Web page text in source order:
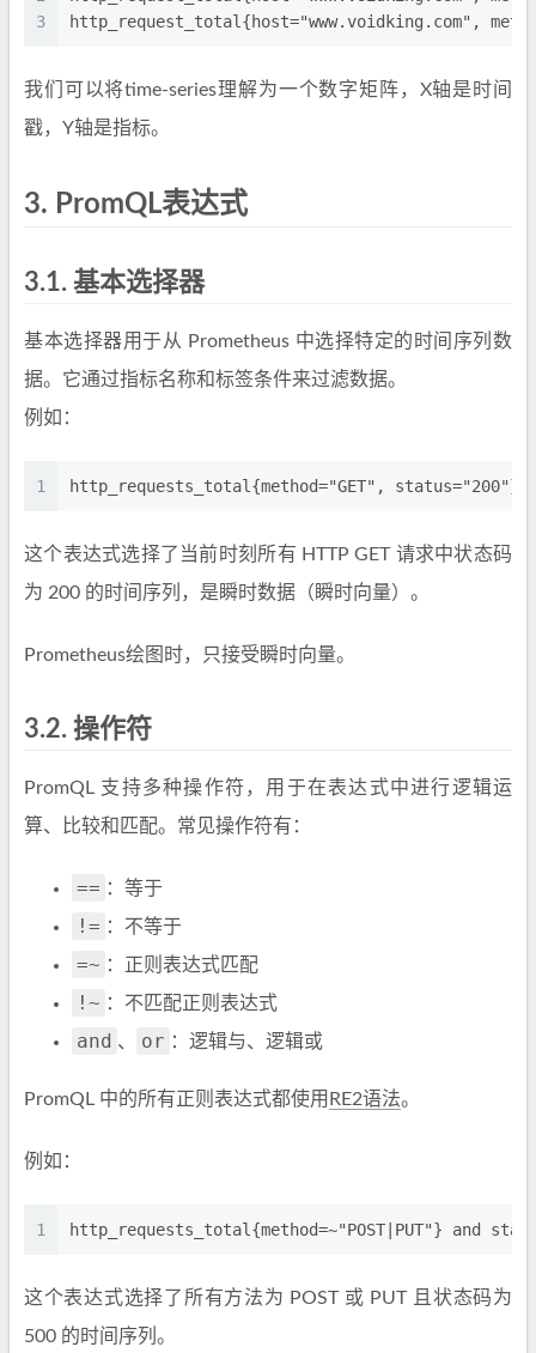
3
http_request_total{host="www.voidking.com",
我们可以将time-series理解为一个数字矩阵，X轴是时间
戳，Y轴是指标。
3. PromQL表达式
3.1. 基本选择器
基本选择器用于从 Prometheus 中选择特定的时间序列数
据。它通过指标名称和标签条件来过滤数据。
例如：
1 http_requests_total{method="GET", status="200"}
这个表达式选择了当前时刻所有 HTTP GET 请求中状态码
为 200 的时间序列，是瞬时数据（瞬时向量）。
Prometheus绘图时，只接受瞬时向量。
3.2. 操作符
PromQL 支持多种操作符，用于在表达式中进行逻辑运
算、比较和匹配。常见操作符有：
== ：等于
!= ：不等于
=~ ：正则表达式匹配
!~ ：不匹配正则表达式
and 、 or ：逻辑与、逻辑或
PromQL 中的所有正则表达式都使用 RE2语法。
例如：
1 http_requests_total{method=~"POST|PUT"} and
这个表达式选择了所有方法为 POST 或 PUT 且状态码为
500 的时间序列。